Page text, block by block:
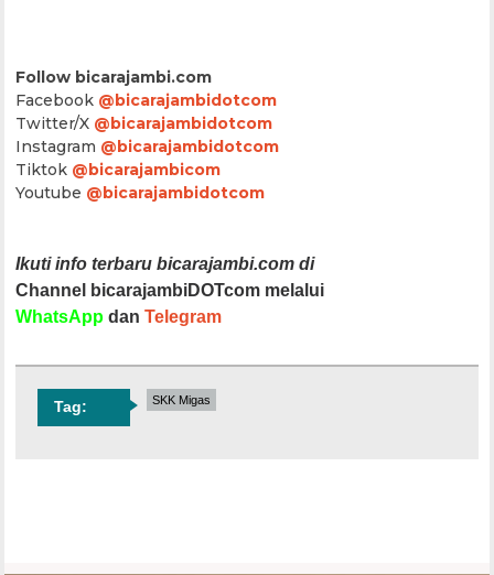
Follow bicarajambi.com
Facebook @bicarajambidotcom
Twitter/X @bicarajambidotcom
Instagram @bicarajambidotcom
Tiktok @bicarajambicom
Youtube @bicarajambidotcom
Ikuti info terbaru bicarajambi.com di
Channel bicarajambiDOTcom melalui
WhatsApp danTelegram
Tag: SKK Migas